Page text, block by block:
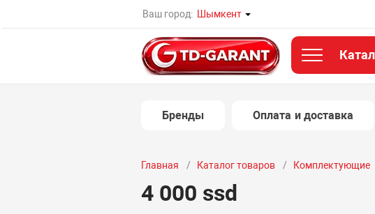
Ваш город: Шымкент
Бренды Оплата и доставка
Главная Каталог товаров Комплектующие
4 000 ssd